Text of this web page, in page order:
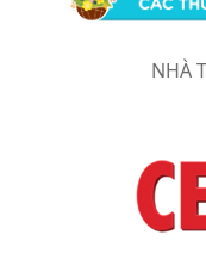
NHÀ